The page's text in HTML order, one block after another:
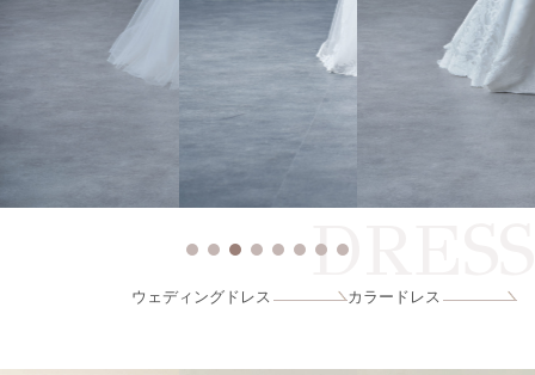
DRESS
ウェディングドレス カラードレス